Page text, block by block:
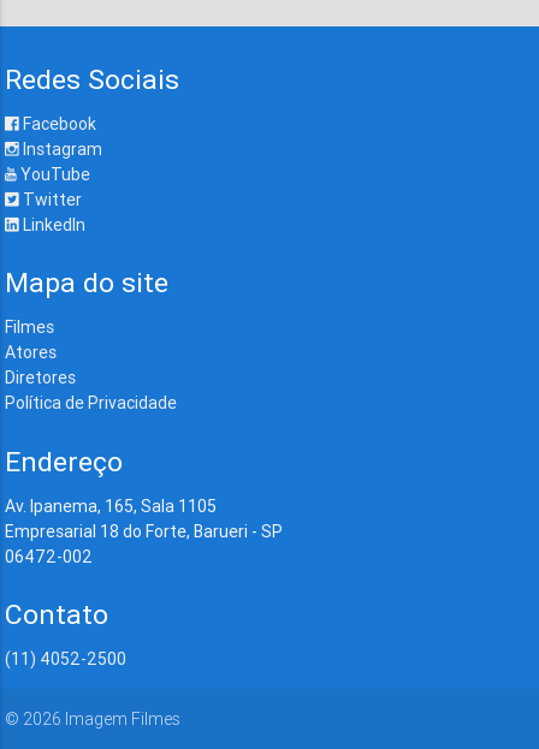
Redes Sociais
Facebook
Instagram
YouTube
Twitter
LinkedIn
Mapa do site
Filmes
Atores
Diretores
Política de Privacidade
Endereço
Av. Ipanema, 165, Sala 1105
Empresarial 18 do Forte, Barueri - SP
06472-002
Contato
(11) 4052-2500
© 2026 Imagem Filmes